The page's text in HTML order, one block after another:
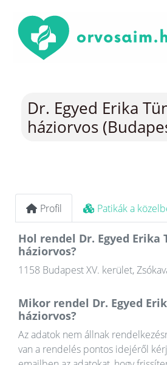
Dr. Egyed Erika
háziorvos
Profil Patikák a
Hol rendel Dr. Egyed Erika
háziorvos?
1158 Budapest XV. kerület,
Mikor rendel Dr. Egyed
háziorvos?
Az adatok nem állnak
van a rendelés pontos idejéről